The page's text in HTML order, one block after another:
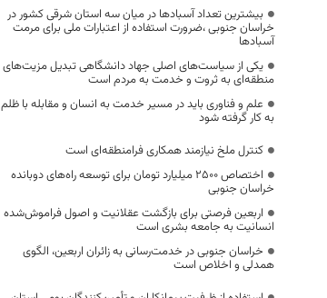
بیشترین تعداد آسبادها در میان سه استان شرقی کشور در
خراسان جنوبی ،ضرورت استفاده از اعتبارات ملی برای مرمت
آسبادها
یکی از سیاست‌های اصلی جهاد دانشگاهی تبدیل مزیت‌های
منطقه‌ای به ثروت و خدمت به مردم است
علم و فناوری باید در مسیر خدمت به انسان و مقابله با ظلم
به کار گرفته شود
کنترل ملخ نیازمند همکاری فرامنطقه‌ای است
اختصاص 2500 میلیارد تومان برای توسعه راه‌های دوبانده
خراسان جنوبی
اربعین فرصتی برای بازگشت عقلانیت و اصول فراموش‌شده
انسانیت به جامعه بشری است
خراسان جنوبی در خدمت‌رسانی به زائران اربعین، الگوی
همدلی و اخلاص است